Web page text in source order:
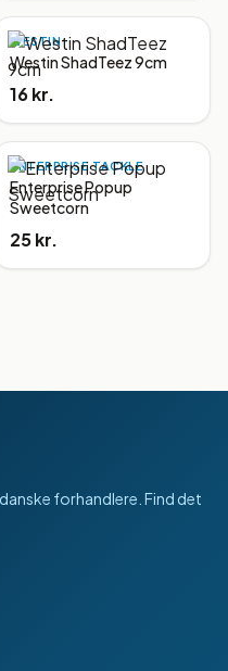
WESTIN
Westin ShadTeez 9cm
16 kr.
ENTERPRISE TACKLE
Enterprise Popup
Sweetcorn
25 kr.
forhandlere. Find det